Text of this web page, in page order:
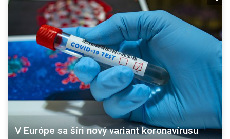
V Európe sa šíri nový variant koronavírusu